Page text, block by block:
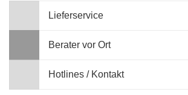
Lieferservice
Berater vor Ort
Hotlines / Kontakt